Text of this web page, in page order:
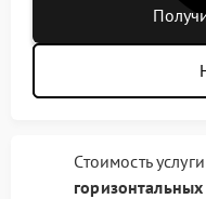
Стоимость